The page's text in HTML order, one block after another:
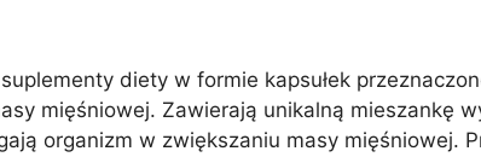
diety w formie kapsułek
mięśniowej. Zawierają unikalną mieszankę
organizm w zwiększaniu masy mięśniowej.